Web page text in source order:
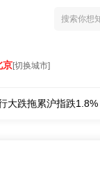
京[切换城市]
大跌拖累沪指跌1.8%